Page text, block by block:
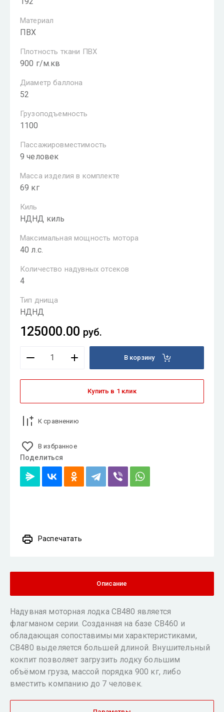
Материал
ПВХ
Плотность ткани ПВХ
900 г/м.кв
Диаметр баллона
52
Грузоподъемность
1100
Пассажировместимость
9 человек
Масса изделия в комплекте
69 кг
Киль
НДНД киль
Максимальная мощность мотора
40 л.с.
Количество надувных отсеков
4
Тип днища
НДНД
125000.00 руб.
В корзину
Купить в 1 клик
К сравнению
В избранное
Поделиться
Распечатать
Описание
Надувная моторная лодка СВ480 является
флагманом серии. Созданная на базе СВ460 и
обладающая сопоставимыми характеристиками,
СВ480 выделяется большей длиной. Внушительный
кокпит позволяет загрузить лодку большим
объёмом груза, массой порядка 900 кг, либо
вместить компанию до 7 человек.